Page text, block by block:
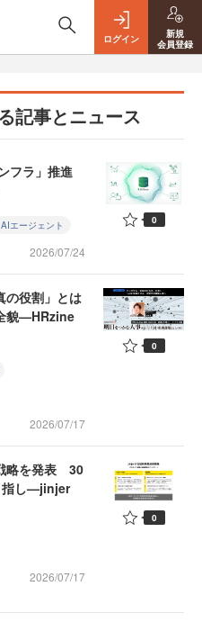
ログイン
新規
会員登録
記事とニュース
フラ」推進
AIエージェント
2026/07/24
0
の役割」とは
貌—HRzine
2026/07/17
0
略を発表 30
指し—jinjer
2026/07/17
0